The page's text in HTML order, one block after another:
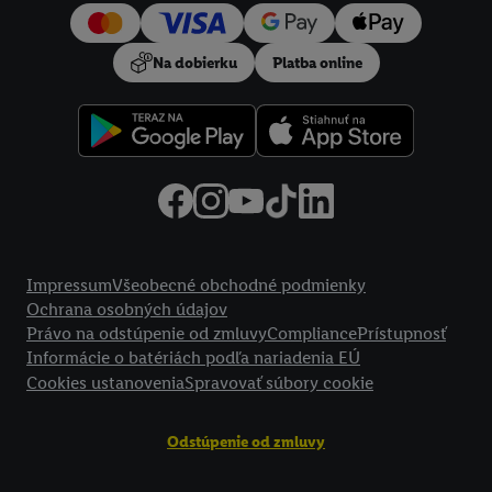
Na dobierku Platba online
ImpressumVšeobecné obchodné podmienky
Ochrana osobných údajov
Právo na odstúpenie od zmluvyCompliancePrístupnosť
Informácie o batériách podľa nariadenia EÚ
Cookies ustanoveniaSpravovať súbory cookie
Odstúpenie od zmluvy
používanie potrebných technológií. Kliknutím na "Súhlasím
vyjadríte súhlas so spracúvaním na všetky vyššie uvedené účely.
Ďalšie informácie vrátane informácií o dobe uchovávania
údajov a Vašom práve kedykoľvek odvolať súhlas s účinnosťou
do budúcnosti nájdete v našich
zásadách ochrany osobných
.Imprint nájdete tu.